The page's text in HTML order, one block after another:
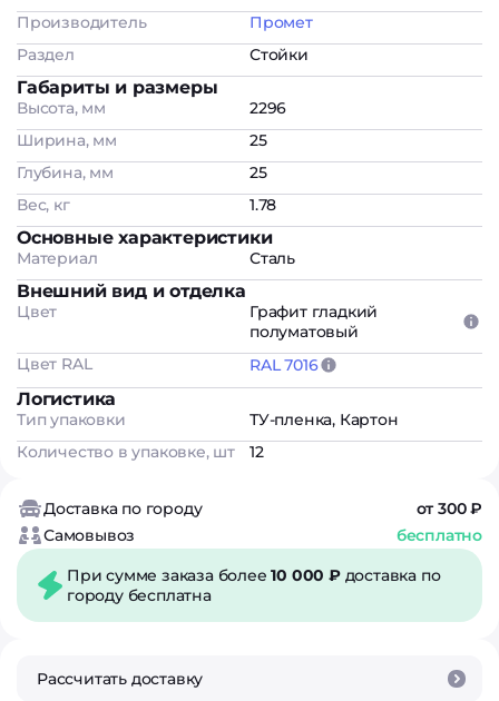
Производитель
Промет
Раздел
Стойки
Габариты и размеры
Высота, мм
2296
Ширина, мм
25
Глубина, мм
25
Вес, кг
1.78
Основные характеристики
Материал Сталь
Внешний вид и отделка
Цвет
Графит гладкий
полуматовый
Цвет RAL
RAL 7016
Логистика
Тип упаковки
ТУ-пленка, Картон
Количество в упаковке, шт
12
Доставка по городу
от 300 ₽
Самовывоз
бесплатно
При сумме заказа более10 000 ₽доставка по
городу бесплатна
Рассчитать доставку